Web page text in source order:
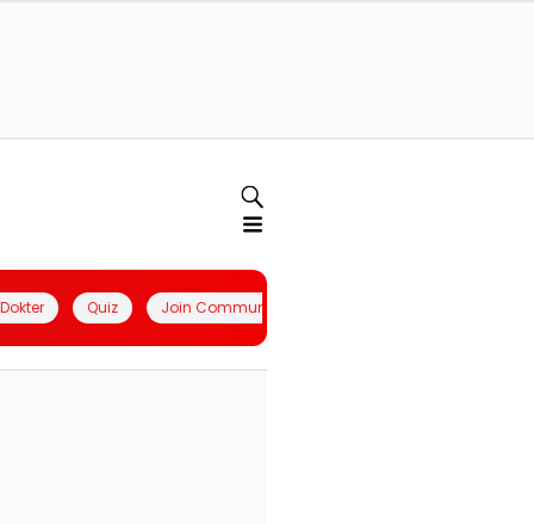
Quiz Join Community